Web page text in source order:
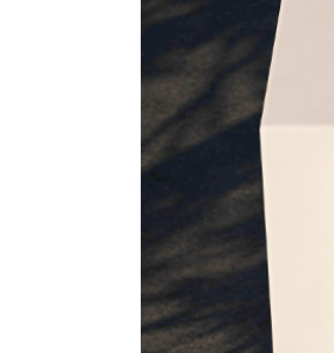
Noticias